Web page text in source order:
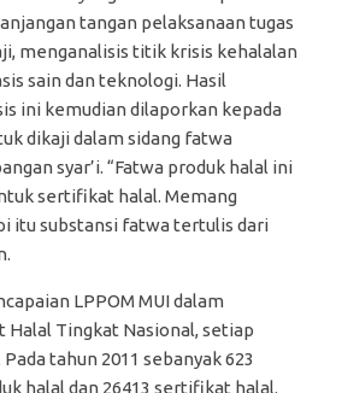
tangan pelaksanaan tugas
menganalisis titik krisis kehalalan
sain dan teknologi. Hasil
ini kemudian dilaporkan kepada
dikaji dalam sidang fatwa
syar’i. “Fatwa produk halal ini
sertifikat halal. Memang
itu substansi fatwa tertulis dari
LPPOM MUI dalam
Tingkat Nasional, setiap
tahun 2011 sebanyak 623
halal dan 26413 sertifikat halal.